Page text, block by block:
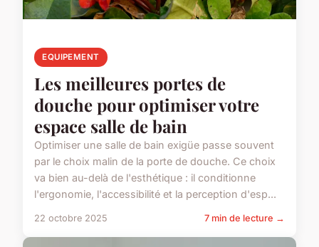
EQUIPEMENT
Les meilleures portes de
douche pour optimiser votre
espace salle de bain
Optimiser une salle de bain exigüe passe souvent
par le choix malin de la porte de douche. Ce choix
va bien au-delà de l'esthétique : il conditionne
l'ergonomie, l'accessibilité et la perception d'esp...
22 octobre 2025 7 min de lecture →